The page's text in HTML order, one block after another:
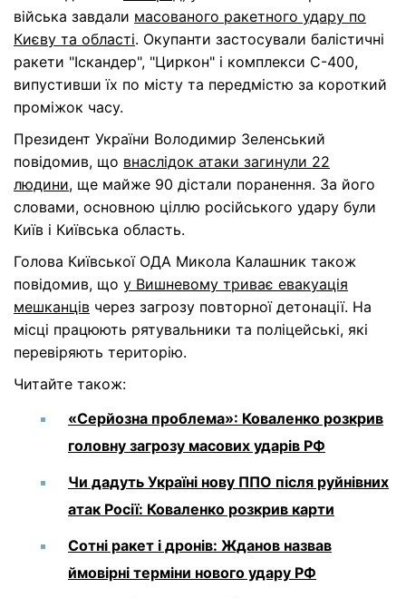
війська завдали масованого ракетного удару по
Києву та області. Окупанти застосували балістичні
ракети "Іскандер", "Циркон" і комплекси С-400,
випустивши їх по місту та передмістю за короткий
проміжок часу.
Президент України Володимир Зеленський
повідомив, що внаслідок атаки загинули 22
людини, ще майже 90 дістали поранення. За його
словами, основною ціллю російського удару були
Київ і Київська область.
Голова Київської ОДА Микола Калашник також
повідомив, що у Вишневому триває евакуація
мешканців через загрозу повторної детонації. На
місці працюють рятувальники та поліцейські, які
перевіряють територію.
Читайте також:
«Серйозна проблема»: Коваленко розкрив
головну загрозу масових ударів РФ
Чи дадуть Україні нову ППО після руйнівних
атак Росії: Коваленко розкрив карти
Сотні ракет і дронів: Жданов назвав
ймовірні терміни нового удару РФ